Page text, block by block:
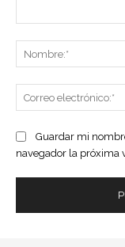
Guardar mi
navegador la próxima